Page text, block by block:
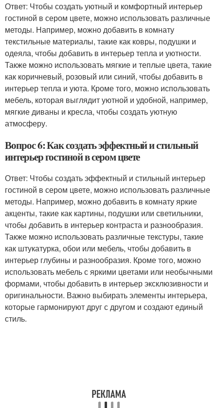
Ответ: Чтобы создать уютный и комфортный интерьер
гостиной в сером цвете, можно использовать различные
методы. Например, можно добавить в комнату
текстильные материалы, такие как ковры, подушки и
одеяла, чтобы добавить в интерьер тепла и уютности.
Также можно использовать мягкие и теплые цвета, такие
как коричневый, розовый или синий, чтобы добавить в
интерьер тепла и уюта. Кроме того, можно использовать
мебель, которая выглядит уютной и удобной, например,
мягкие диваны и кресла, чтобы создать уютную
атмосферу.
Вопрос 6: Как создать эффектный и стильный
интерьер гостиной в сером цвете
Ответ: Чтобы создать эффектный и стильный интерьер
гостиной в сером цвете, можно использовать различные
методы. Например, можно добавить в комнату яркие
акценты, такие как картины, подушки или светильники,
чтобы добавить в интерьер контраста и разнообразия.
Также можно использовать различные текстуры, такие
как штукатурка, обои или мебель, чтобы добавить в
интерьер глубины и разнообразия. Кроме того, можно
использовать мебель с яркими цветами или необычными
формами, чтобы добавить в интерьер эксклюзивности и
оригинальности. Важно выбирать элементы интерьера,
которые гармонируют друг с другом и создают единый
стиль.